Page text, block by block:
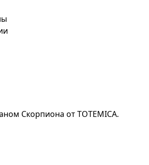
Скорпиона от TOTEMICA.